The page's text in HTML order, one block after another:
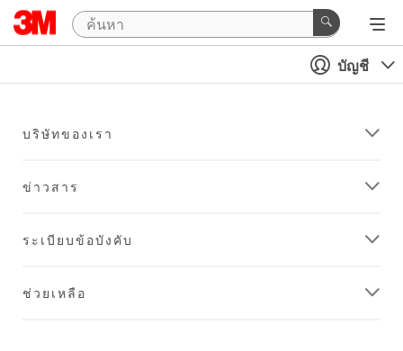
บัญชี
บริษัทของเรา
ข่าวสาร
ระเบียบข้อบังคับ
ช่วยเหลือ